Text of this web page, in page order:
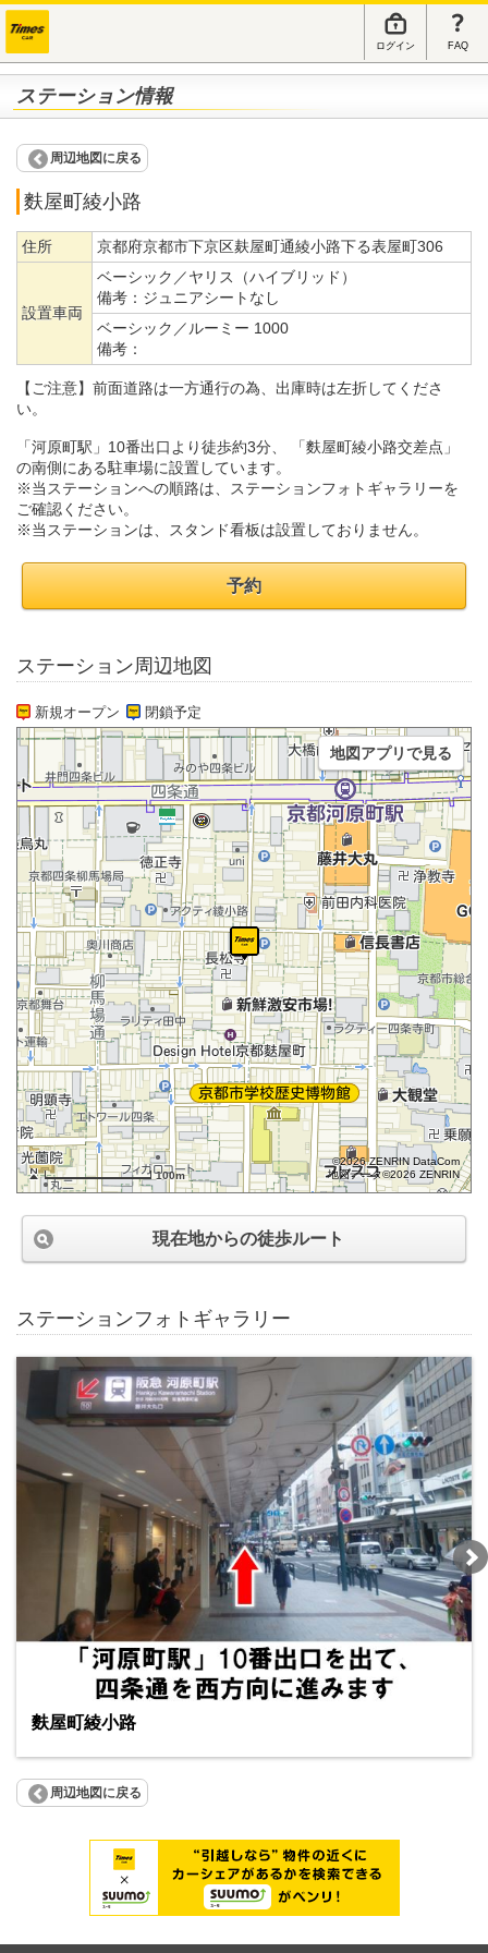
ログイン FAQ
ステーション情報
周辺地図に戻る
麩屋町綾小路
住所 京都府京都市下京区麸屋町通綾小路下る表屋町306
設置車両
ベーシック／ヤリス（ハイブリッド）
備考： ジュニアシートなし
ベーシック／ルーミー 1000
備考：
【ご注意】前面道路は一方通行の為、出庫時は左折してくださ
い。
「河原町駅」10番出口より徒歩約3分、 「麩屋町綾小路交差点」
の南側にある駐車場に設置しています。
※当ステーションへの順路は、ステーションフォトギャラリーを
ご確認ください。
※当ステーションは、スタンド看板は設置しておりません。
予約
ステーション周辺地図
新規オープン 閉鎖予定
100m
©2026 ZENRIN DataCom
地図データ©2026 ZENRIN
地図アプリで見る
現在地からの徒歩ルート
ステーションフォトギャラリー
麩屋町綾小路
周辺地図に戻る